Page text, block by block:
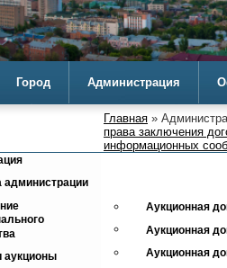
Город Администрация
Главная »
права заключения
информационных
администрации
аукционы
Aукционная
Аукционная
Аукционная